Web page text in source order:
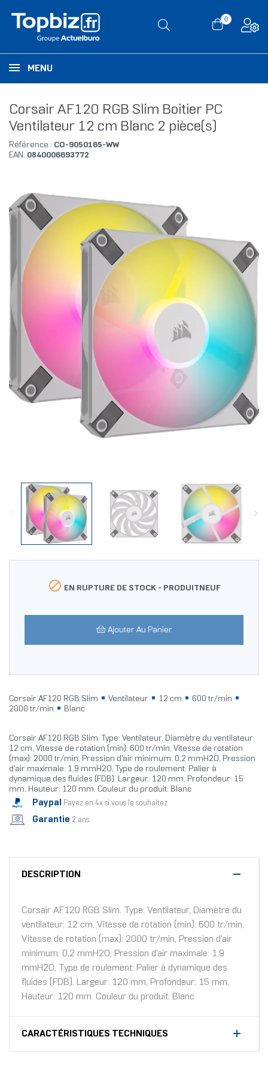
0
MENU
Corsair AF120 RGB Slim Boitier PC
Ventilateur 12 cm Blanc 2 pièce(s)
Référence : CO-9050165-WW
EAN: 0840006693772
 EN RUPTURE DE STOCK - PRODUITNEUF
Ajouter Au Panier
Corsair AF120 RGB Slim Ventilateur 12 cm
600 tr/min
2000 tr/min
Blanc
Corsair AF120 RGB Slim. Type: Ventilateur, Diamètre du ventilateur:
12 cm, Vitesse de rotation (min): 600 tr/min, Vitesse de rotation
(max): 2000 tr/min, Pression d'air minimum: 0,2 mmH2O, Pression
d'air maximale: 1,9 mmH2O, Type de roulement: Palier à
dynamique des fluides (FDB). Largeur: 120 mm, Profondeur: 15
mm, Hauteur: 120 mm. Couleur du produit: Blanc
Paypal Payez en 4x si vous le souhaitez
Garantie 2 ans
DESCRIPTION
Corsair AF120 RGB Slim. Type: Ventilateur, Diamètre du
ventilateur: 12 cm, Vitesse de rotation (min): 600 tr/min,
Vitesse de rotation (max): 2000 tr/min, Pression d'air
minimum: 0,2 mmH2O, Pression d'air maximale: 1,9
mmH2O, Type de roulement: Palier à dynamique des
fluides (FDB). Largeur: 120 mm, Profondeur: 15 mm,
Hauteur: 120 mm. Couleur du produit: Blanc
CARACTÉRISTIQUES TECHNIQUES